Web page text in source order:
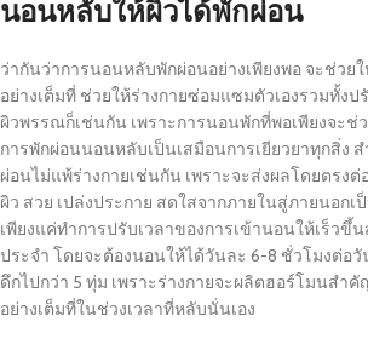
นอนหลับให้ผิวได้พักผ่อน
ว่ากันว่าการนอนหลับพักผ่อนอย่างเพียงพอ จะช่วย
อย่างเต็มที่ ช่วยให้ร่างกายซ่อมแซมตัวเองรวมทั้ง
ผิวพรรณก็เช่นกัน เพราะการนอนพักที่พอเพียงจะช่
การพักผ่อนนอนหลับเป็นเสมือนการเยียวยาทุกสิ่ง ส
ผ่อนไม่แพ้ร่างกายเช่นกัน เพราะจะส่งผลโดยตรงต่
ผิว สวย เปล่งประกาย สดใสจากภายในสู่ภายนอกเ
เพียงแค่ทำการปรับเวลาของการเข้านอนให้เร็ว
ประจำ โดยจะต้องนอนให้ได้วันละ 6-8 ชั่วโมงต่อวั
ดึกไปกว่า 5 ทุ่ม เพราะร่างกายจะผลิตฮอร์โมนสำ
อย่างเต็มที่ในช่วงเวลาที่หลับนั่นเอง